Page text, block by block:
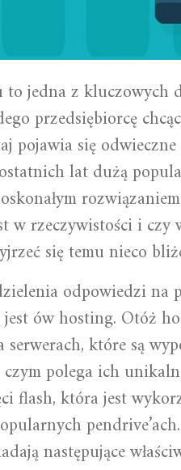
jedna z kluczowych
przedsiębiorcę
pojawia się
lat dużą
rzeczywistości i czy
się temu nieco
odpowiedzi na
jest ów hosting. Otóż
które są
polega ich
flash, która jest
następujące